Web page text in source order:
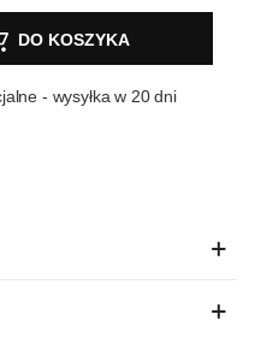
DO KOSZYKA
- wysyłka w 20 dni